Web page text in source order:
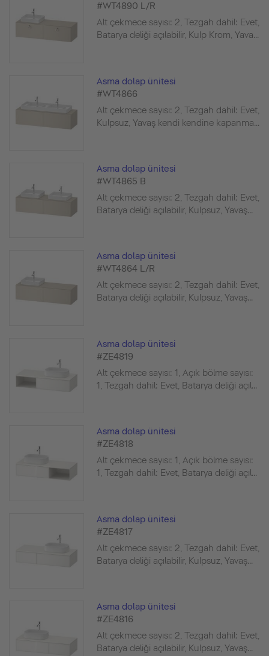
#WT4890 L/R
Alt çekmece sayısı: 2, Tezgah dahil: Evet,
Batarya deliği açılabilir, Kulp Krom, Yava...
Asma dolap ünitesi
#WT4866
Alt çekmece sayısı: 2, Tezgah dahil: Evet,
Kulpsuz, Yavaş kendi kendine kapanma...
Asma dolap ünitesi
#WT4865 B
Alt çekmece sayısı: 2, Tezgah dahil: Evet,
Batarya deliği açılabilir, Kulpsuz, Yavaş...
Asma dolap ünitesi
#WT4864 L/R
Alt çekmece sayısı: 2, Tezgah dahil: Evet,
Batarya deliği açılabilir, Kulpsuz, Yavaş...
Asma dolap ünitesi
#ZE4819
Alt çekmece sayısı: 1, Açık bölme sayısı:
1, Tezgah dahil: Evet, Batarya deliği açıl...
Asma dolap ünitesi
#ZE4818
Alt çekmece sayısı: 1, Açık bölme sayısı:
1, Tezgah dahil: Evet, Batarya deliği açıl...
Asma dolap ünitesi
#ZE4817
Alt çekmece sayısı: 2, Tezgah dahil: Evet,
Batarya deliği açılabilir, Kulpsuz, Yavaş...
Asma dolap ünitesi
#ZE4816
Alt çekmece sayısı: 2, Tezgah dahil: Evet,
Batarya deliği açılabilir, Kulpsuz, Yavaş...